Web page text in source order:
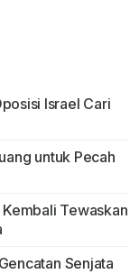
Israel Cari
untuk Pecah
Tewaskan
Senjata